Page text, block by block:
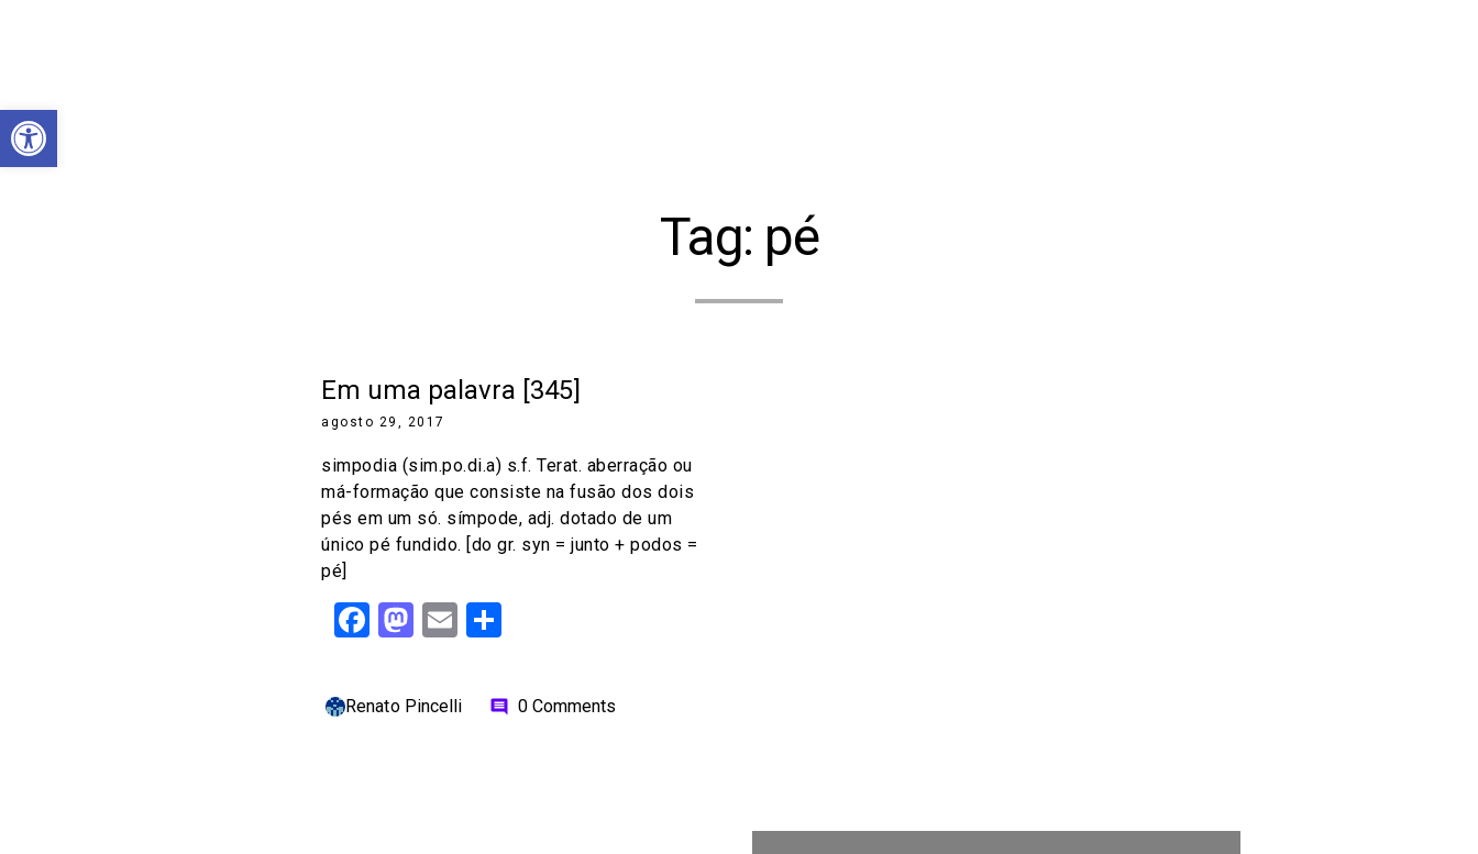
Abrir a barra de ferramentas
Tag: pé
Em uma palavra [345]
agosto 29, 2017
simpodia (sim.po.di.a) s.f. Terat. aberração ou
má-formação que consiste na fusão dos dois
pés em um só. símpode, adj. dotado de um
único pé fundido. [do gr. syn = junto + podos =
pé]
Facebook
Mastodon
Email
Renato Pincelli comment 0 Comments